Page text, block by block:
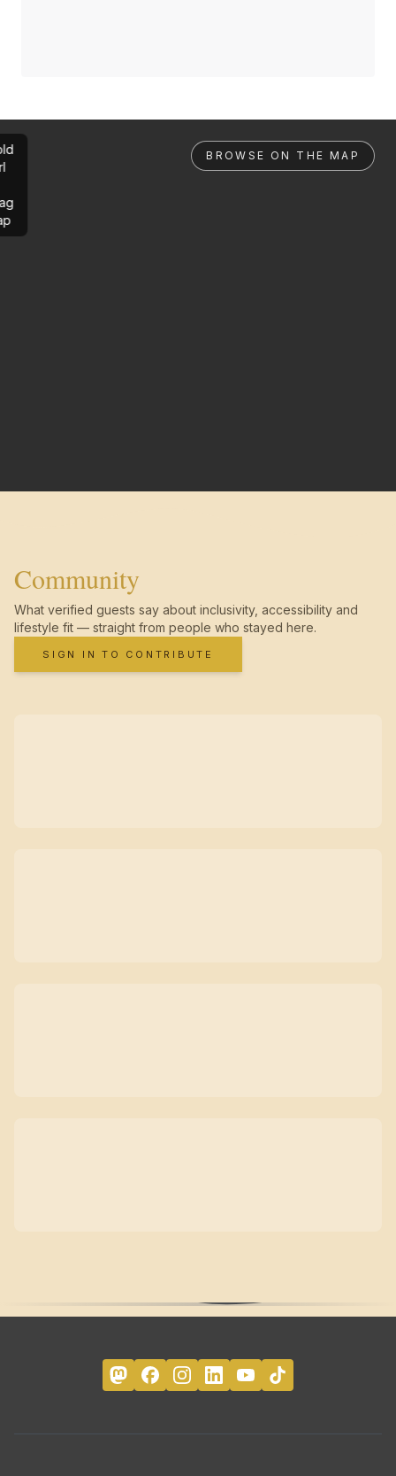
BROWSE ON THE MAP
Community
What verified guests say about inclusivity, accessibility and
lifestyle fit — straight from people who stayed here.
SIGN IN TO CONTRIBUTE